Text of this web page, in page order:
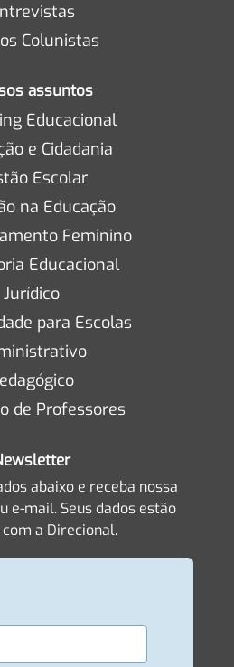
Colunistas
assuntos
Educacional
e Cidadania
Escolar
na Educação
Feminino
Educacional
Jurídico
para Escolas
de Professores
abaixo e receba nossa
e-mail. Seus dados estão
a Direcional.